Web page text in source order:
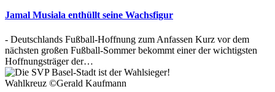
Jamal Musiala enthüllt seine Wachsfigur
- Deutschlands Fußball-Hoffnung zum Anfassen Kurz vor dem
nächsten großen Fußball-Sommer bekommt einer der wichtigsten
Hoffnungsträger der…
Wahlkreuz ©Gerald Kaufmann